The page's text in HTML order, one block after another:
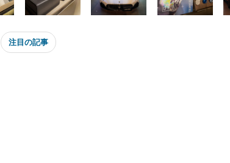
注目の記事